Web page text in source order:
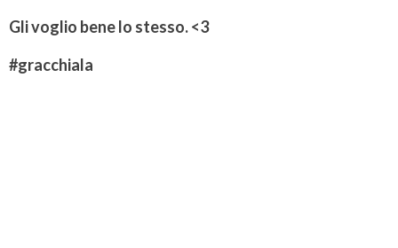
Gli voglio bene lo stesso. <3
#gracchiala